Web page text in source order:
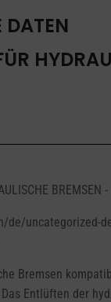
DATEN
BREMSEN
de/uncategorized-
Bremsen
Das Entlüften der